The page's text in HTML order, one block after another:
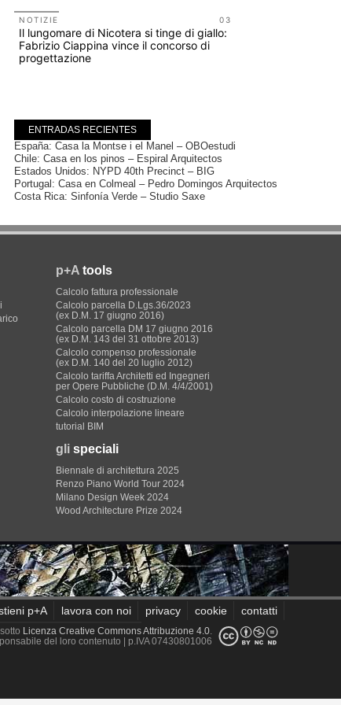
03
NOTIZIE
Il lungomare di Nicotera si tinge di giallo:
Fabrizio Ciappina vince il concorso di
progettazione
ENTRADAS RECIENTES
España: Casa la Montse i el Manel – OBOestudi
Chile: Casa en los pinos – Espiral Arquitectos
Estados Unidos: NYPD 40th Precinct – BIG
Portugal: Casa en Colmeal – Pedro Domingos Arquitectos
Costa Rica: Sinfonía Verde – Studio Saxe
p+A tools
Calcolo fattura professionale
Calcolo parcella D.Lgs.36/2023
(ex D.M. 17 giugno 2016)
Calcolo parcella DM 17 giugno 2016
(ex D.M. 143 del 31 ottobre 2013)
Calcolo compenso professionale
(ex D.M. 140 del 20 luglio 2012)
Calcolo tariffa Architetti ed Ingegneri
per Opere Pubbliche (D.M. 4/4/2001)
Calcolo costo di costruzione
Calcolo interpolazione lineare
tutorial BIM
gli speciali
Biennale di architettura 2025
Renzo Piano World Tour 2024
Milano Design Week 2024
Wood Architecture Prize 2024
p+A lavora con noi privacy cookie contatti
Licenza Creative Commons Attribuzione 4.0.
del loro contenuto
| p.IVA 07430801006